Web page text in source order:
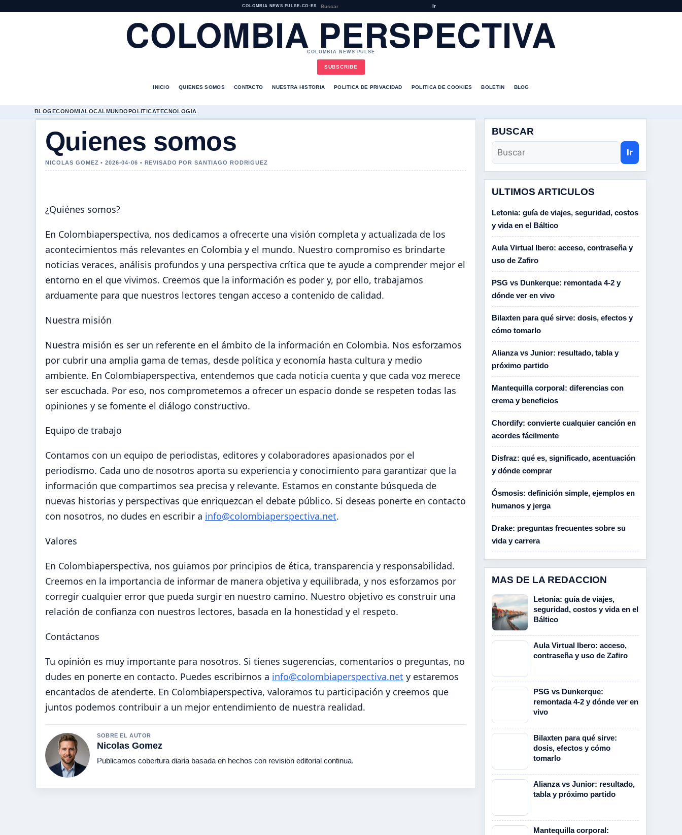
COLOMBIA NEWS PULSE•CO-ES Ir
COLOMBIA PERSPECTIVA
COLOMBIA NEWS PULSE
SUBSCRIBE
INICIO QUIENES SOMOS CONTACTO NUESTRA HISTORIA POLITICA DE PRIVACIDAD POLITICA DE COOKIES BOLETIN BLOG
BLOGECONOMIALOCALMUNDOPOLITICATECNOLOGIA
Quienes somos
NICOLAS GOMEZ • 2026-04-06 • REVISADO POR SANTIAGO RODRIGUEZ
¿Quiénes somos?
En Colombiaperspectiva, nos dedicamos a ofrecerte una visión completa y actualizada de los
acontecimientos más relevantes en Colombia y el mundo. Nuestro compromiso es brindarte
noticias veraces, análisis profundos y una perspectiva crítica que te ayude a comprender mejor el
entorno en el que vivimos. Creemos que la información es poder y, por ello, trabajamos
arduamente para que nuestros lectores tengan acceso a contenido de calidad.
Nuestra misión
Nuestra misión es ser un referente en el ámbito de la información en Colombia. Nos esforzamos
por cubrir una amplia gama de temas, desde política y economía hasta cultura y medio
ambiente. En Colombiaperspectiva, entendemos que cada noticia cuenta y que cada voz merece
ser escuchada. Por eso, nos comprometemos a ofrecer un espacio donde se respeten todas las
opiniones y se fomente el diálogo constructivo.
Equipo de trabajo
Contamos con un equipo de periodistas, editores y colaboradores apasionados por el
periodismo. Cada uno de nosotros aporta su experiencia y conocimiento para garantizar que la
información que compartimos sea precisa y relevante. Estamos en constante búsqueda de
nuevas historias y perspectivas que enriquezcan el debate público. Si deseas ponerte en contacto
con nosotros, no dudes en escribir a info@colombiaperspectiva.net.
Valores
En Colombiaperspectiva, nos guiamos por principios de ética, transparencia y responsabilidad.
Creemos en la importancia de informar de manera objetiva y equilibrada, y nos esforzamos por
corregir cualquier error que pueda surgir en nuestro camino. Nuestro objetivo es construir una
relación de confianza con nuestros lectores, basada en la honestidad y el respeto.
Contáctanos
Tu opinión es muy importante para nosotros. Si tienes sugerencias, comentarios o preguntas, no
dudes en ponerte en contacto. Puedes escribirnos a info@colombiaperspectiva.net y estaremos
encantados de atenderte. En Colombiaperspectiva, valoramos tu participación y creemos que
juntos podemos contribuir a un mejor entendimiento de nuestra realidad.
SOBRE EL AUTOR
Nicolas Gomez
Publicamos cobertura diaria basada en hechos con revision editorial continua.
BUSCAR
Ir
ULTIMOS ARTICULOS
Letonia: guía de viajes, seguridad, costos
y vida en el Báltico
Aula Virtual Ibero: acceso, contraseña y
uso de Zafiro
PSG vs Dunkerque: remontada 4-2 y
dónde ver en vivo
Bilaxten para qué sirve: dosis, efectos y
cómo tomarlo
Alianza vs Junior: resultado, tabla y
próximo partido
Mantequilla corporal: diferencias con
crema y beneficios
Chordify: convierte cualquier canción en
acordes fácilmente
Disfraz: qué es, significado, acentuación
y dónde comprar
Ósmosis: definición simple, ejemplos en
humanos y jerga
Drake: preguntas frecuentes sobre su
vida y carrera
MAS DE LA REDACCION
Letonia: guía de viajes,
seguridad, costos y vida en el
Báltico
Aula Virtual Ibero: acceso,
contraseña y uso de Zafiro
PSG vs Dunkerque:
remontada 4-2 y dónde ver en
vivo
Bilaxten para qué sirve:
dosis, efectos y cómo
tomarlo
Alianza vs Junior: resultado,
tabla y próximo partido
Mantequilla corporal: